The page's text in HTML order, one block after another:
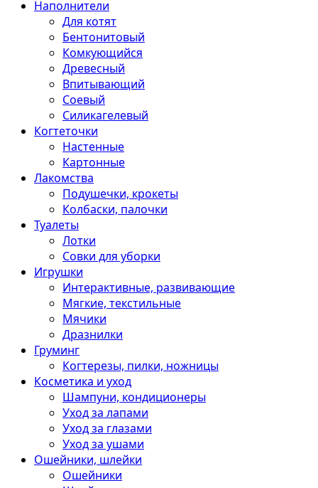
Наполнители
Для котят
Бентонитовый
Комкующийся
Древесный
Впитывающий
Соевый
Силикагелевый
Когтеточки
Настенные
Картонные
Лакомства
Подушечки, крокеты
Колбаски, палочки
Туалеты
Лотки
Совки для уборки
Игрушки
Интерактивные, развивающие
Мягкие, текстильные
Мячики
Дразнилки
Груминг
Когтерезы, пилки, ножницы
Косметика и уход
Шампуни, кондиционеры
Уход за лапами
Уход за глазами
Уход за ушами
Ошейники, шлейки
Ошейники